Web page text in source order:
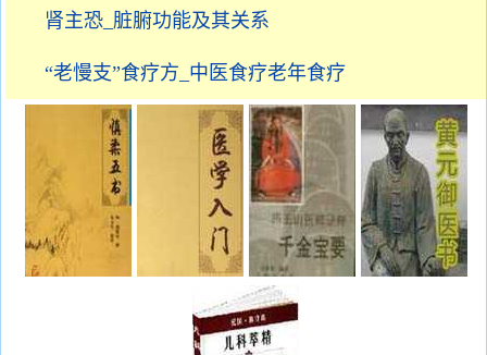
肾主恐_脏腑功能及其关系
“老慢支”食疗方_中医食疗老年食疗